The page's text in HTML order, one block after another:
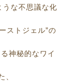
うな不思議な化
ストジェル”の
神秘的なワイ
、